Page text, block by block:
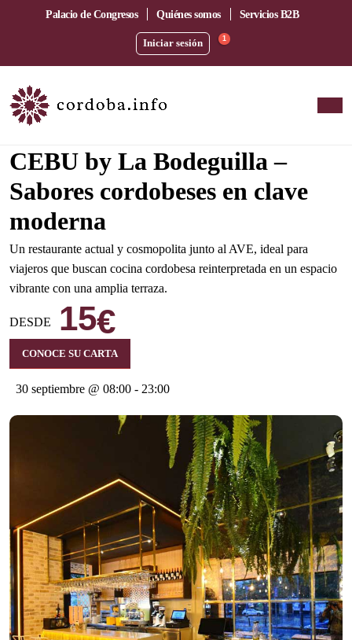
Palacio de Congresos Quiénes somos Servicios B2B
Iniciar sesión 1
CEBU by La Bodeguilla –
Sabores cordobeses en clave
moderna
Un restaurante actual y cosmopolita junto al AVE, ideal para
viajeros que buscan cocina cordobesa reinterpretada en un espacio
vibrante con una amplia terraza.
DESDE 15€
CONOCE SU CARTA
30 septiembre @ 08:00 - 23:00